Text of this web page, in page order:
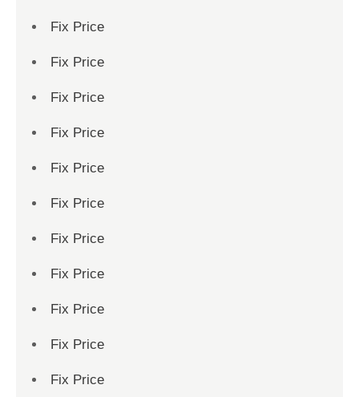
Fix Price
Fix Price
Fix Price
Fix Price
Fix Price
Fix Price
Fix Price
Fix Price
Fix Price
Fix Price
Fix Price